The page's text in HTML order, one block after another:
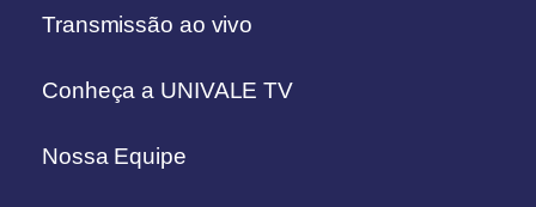
Transmissão ao vivo
Conheça a UNIVALE TV
Nossa Equipe